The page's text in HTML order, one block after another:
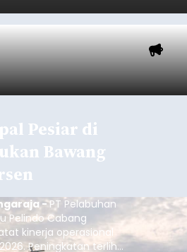
Pesiar di
Bawang
-PT Pelabuhan
Pelindo Cabang
kinerja operasional
Peningkatan terlihat